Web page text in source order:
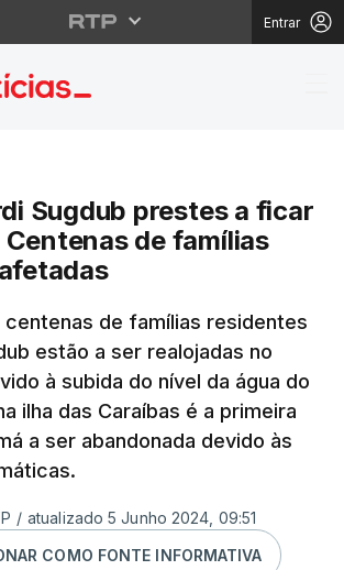
Entrar
Gardi Sugdub
Sugdub prestes a ficar
de famílias
de famílias residentes
estão a ser realojadas no
à subida do nível da água do
ilha das Caraíbas é a primeira
a ser abandonada devido às
/ atualizado 5 Junho 2024, 09:51
COMO FONTE INFORMATIVA